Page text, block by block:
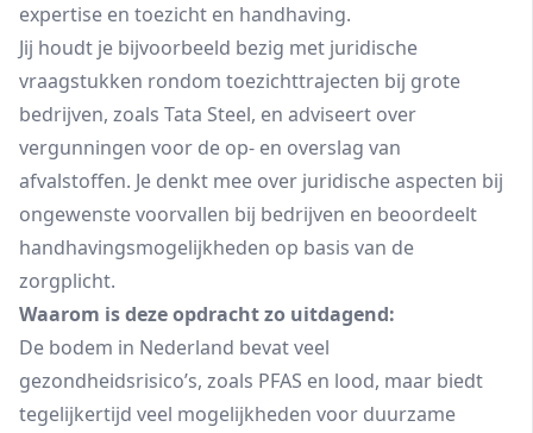
expertise en toezicht en handhaving.
Jij houdt je bijvoorbeeld bezig met juridische
vraagstukken rondom toezichttrajecten bij grote
bedrijven, zoals Tata Steel, en adviseert over
vergunningen voor de op- en overslag van
afvalstoffen. Je denkt mee over juridische aspecten bij
ongewenste voorvallen bij bedrijven en beoordeelt
handhavingsmogelijkheden op basis van de
zorgplicht.
Waarom is deze opdracht zo uitdagend:
De bodem in Nederland bevat veel
gezondheidsrisico’s, zoals PFAS en lood, maar biedt
tegelijkertijd veel mogelijkheden voor duurzame